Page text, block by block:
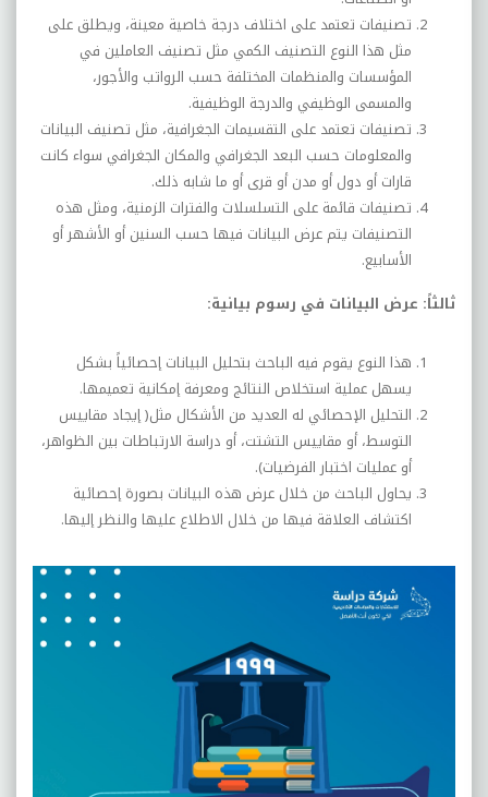
تصنيفات تعتمد على اختلاف درجة خاصية معينة، ويطلق على
مثل هذا النوع التصنيف الكمي مثل تصنيف العاملين في
المؤسسات والمنظمات المختلفة حسب الرواتب والأجور،
والمسمى الوظيفي والدرجة الوظيفية.
تصنيفات تعتمد على التقسيمات الجغرافية، مثل تصنيف البيانات
والمعلومات حسب البعد الجغرافي والمكان الجغرافي سواء كانت
قارات أو دول أو مدن أو قرى أو ما شابه ذلك.
تصنيفات قائمة على التسلسلات والفترات الزمنية، ومثل هذه
التصنيفات يتم عرض البيانات فيها حسب السنين أو الأشهر أو
الأسابيع.
ثالثاً: عرض البيانات في رسوم بيانية:
هذا النوع يقوم فيه الباحث بتحليل البيانات إحصائياً بشكل
يسهل عملية استخلاص النتائج ومعرفة إمكانية تعميمها.
التحليل الإحصائي له العديد من الأشكال مثل( إيجاد مقاييس
التوسط، أو مقاييس التشتت، أو دراسة الارتباطات بين الظواهر،
أو عمليات اختبار الفرضيات).
يحاول الباحث من خلال عرض هذه البيانات بصورة إحصائية
اكتشاف العلاقة فيها من خلال الاطلاع عليها والنظر إليها.